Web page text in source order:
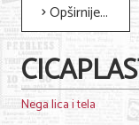
Opširnije...
Nega lica i tela